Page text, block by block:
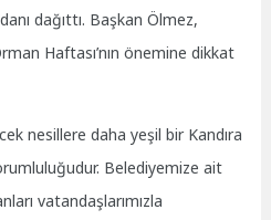
dağıttı. Başkan Ölmez,
Haftası’nın önemine dikkat
nesillere daha yeşil bir Kandıra
Belediyemize ait
vatandaşlarımızla